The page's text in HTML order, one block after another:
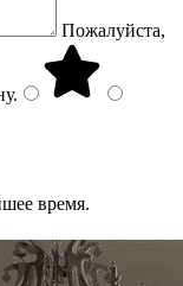
Пожалуйста,
.
время.